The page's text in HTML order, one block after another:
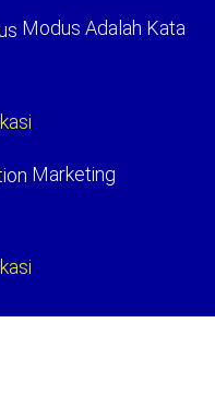
Modus Adalah Kata
Marketing